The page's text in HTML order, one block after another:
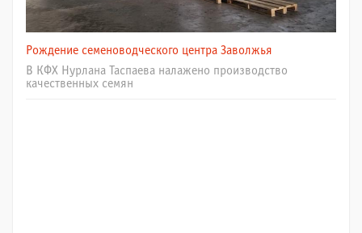
Рождение семеноводческого центра Заволжья
В КФХ Нурлана Таспаева налажено производство
качественных семян